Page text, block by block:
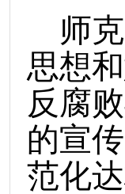
师
思想
反腐
的宣
范化